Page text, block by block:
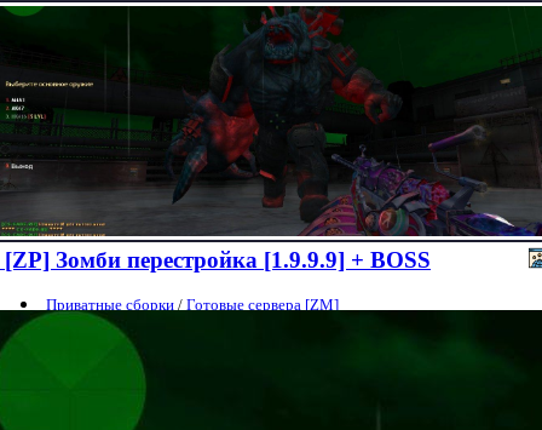
[ZP] Зомби перестройка [1.9.9.9] + BOSS
Приватные сборки / Готовые сервера [ZM]